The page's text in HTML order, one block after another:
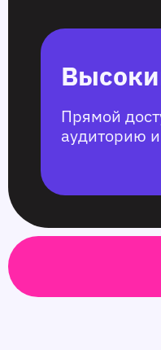
Прямой
аудиторию